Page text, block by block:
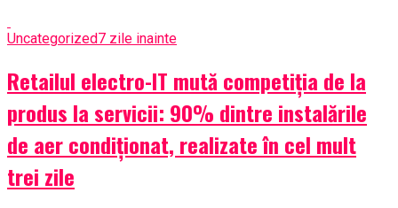
Uncategorized7 zile inainte
Retailul electro-IT mută competiția de la
produs la servicii: 90% dintre instalările
de aer condiționat, realizate în cel mult
trei zile